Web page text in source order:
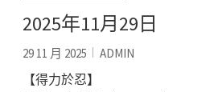
2025年11月29日
29 11 月 2025 ADMIN
【得力於忍】